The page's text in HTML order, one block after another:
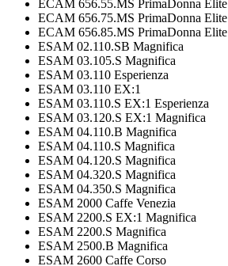
ECAM 656.55.MS PrimaDonna Elite
ECAM 656.75.MS PrimaDonna Elite
ECAM 656.85.MS PrimaDonna Elite
ESAM 02.110.SB Magnifica
ESAM 03.105.S Magnifica
ESAM 03.110 Esperienza
ESAM 03.110 EX:1
ESAM 03.110.S EX:1 Esperienza
ESAM 03.120.S EX:1 Magnifica
ESAM 04.110.B Magnifica
ESAM 04.110.S Magnifica
ESAM 04.120.S Magnifica
ESAM 04.320.S Magnifica
ESAM 04.350.S Magnifica
ESAM 2000 Caffe Venezia
ESAM 2200.S EX:1 Magnifica
ESAM 2200.S Magnifica
ESAM 2500.B Magnifica
ESAM 2600 Caffe Corso